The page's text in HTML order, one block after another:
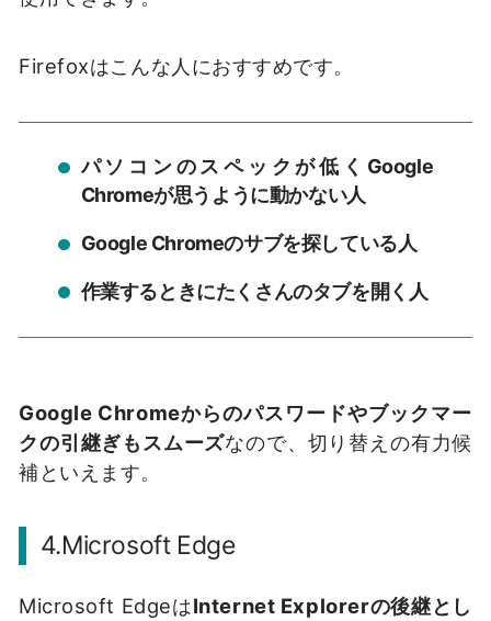
Firefoxはこんな人におすすめです。
パソコンのスペックが低くGoogle
Chromeが思うように動かない人
Google Chromeのサブを探している人
作業するときにたくさんのタブを開く人
Google Chromeからのパスワードやブックマー
クの引継ぎもスムーズなので、切り替えの有力候
補といえます。
4.Microsoft Edge
Microsoft EdgeはInternet Explorerの後継とし